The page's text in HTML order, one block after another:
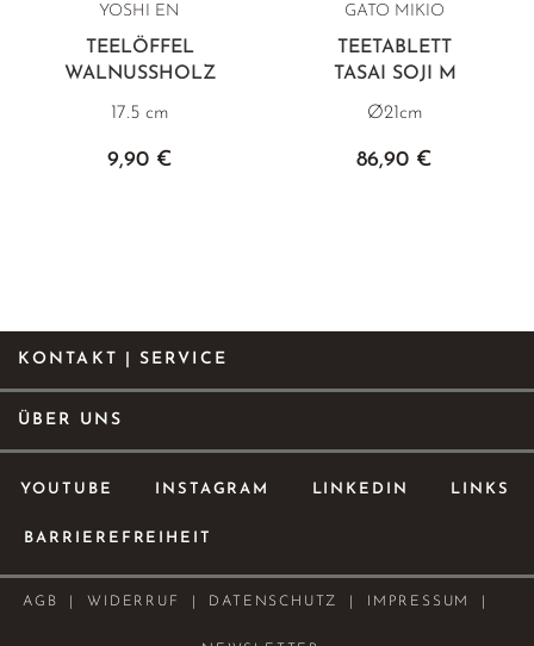
YOSHI EN
TEELÖFFEL
WALNUSSHOLZ
17.5 cm
9,90 €
GATO MIKIO
TEETABLETT
TASAI SOJI M
Ø21cm
86,90 €
KONTAKT | SERVICE
AGB WIDERRUF DATENSCHUTZ IMPRESSUM
ÜBER UNS
YOUTUBE INSTAGRAM LINKEDIN LINKS
BARRIEREFREIHEIT